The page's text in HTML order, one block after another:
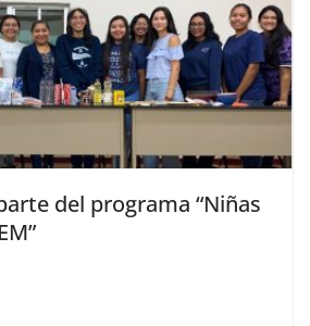
del programa “Niñas